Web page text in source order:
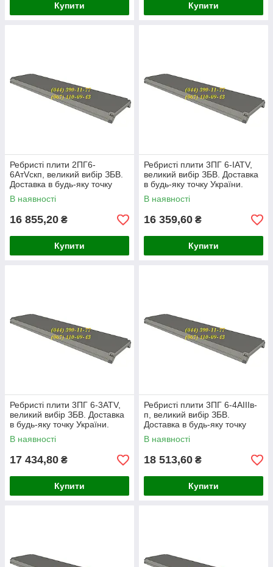
Купити Купити
Ребристі плити 2ПГ6-
6АтVскп, великий вибір ЗБВ.
Доставка в будь-яку точку
України.
В наявності
16 855,20 ₴
Купити
Ребристі плити 3ПГ 6-ІАТV,
великий вибір ЗБВ. Доставка
в будь-яку точку України.
В наявності
16 359,60 ₴
Купити
Ребристі плити 3ПГ 6-3АТV,
великий вибір ЗБВ. Доставка
в будь-яку точку України.
В наявності
17 434,80 ₴
Купити
Ребристі плити 3ПГ 6-4АІІІв-
п, великий вибір ЗБВ.
Доставка в будь-яку точку
України.
В наявності
18 513,60 ₴
Купити